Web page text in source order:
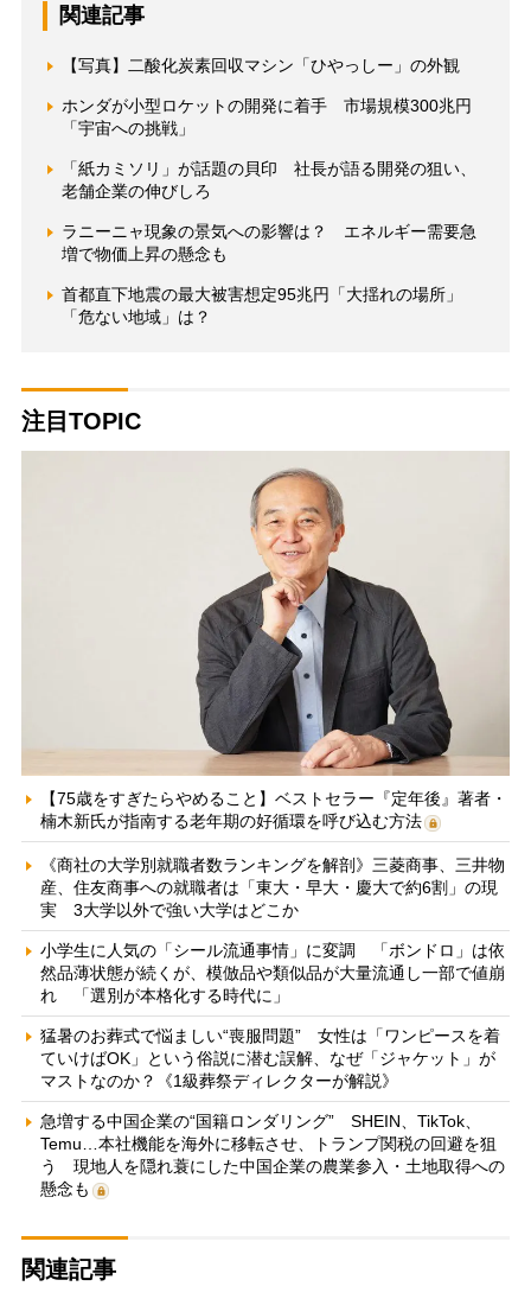
関連記事
【写真】二酸化炭素回収マシン「ひやっしー」の外観
ホンダが小型ロケットの開発に着手 市場規模300兆円
「宇宙への挑戦」
「紙カミソリ」が話題の貝印 社長が語る開発の狙い、
老舗企業の伸びしろ
ラニーニャ現象の景気への影響は？ エネルギー需要急
増で物価上昇の懸念も
首都直下地震の最大被害想定95兆円「大揺れの場所」
「危ない地域」は？
注目TOPIC
【75歳をすぎたらやめること】ベストセラー『定年後』著者・
楠木新氏が指南する老年期の好循環を呼び込む方法
《商社の大学別就職者数ランキングを解剖》三菱商事、三井物
産、住友商事への就職者は「東大・早大・慶大で約6割」の現
実 3大学以外で強い大学はどこか
小学生に人気の「シール流通事情」に変調 「ボンドロ」は依
然品薄状態が続くが、模倣品や類似品が大量流通し一部で値崩
れ 「選別が本格化する時代に」
猛暑のお葬式で悩ましい“喪服問題” 女性は「ワンピースを着
ていけばOK」という俗説に潜む誤解、なぜ「ジャケット」が
マストなのか？《1級葬祭ディレクターが解説》
急増する中国企業の“国籍ロンダリング” SHEIN、TikTok、
Temu…本社機能を海外に移転させ、トランプ関税の回避を狙
う 現地人を隠れ蓑にした中国企業の農業参入・土地取得への
懸念も
関連記事